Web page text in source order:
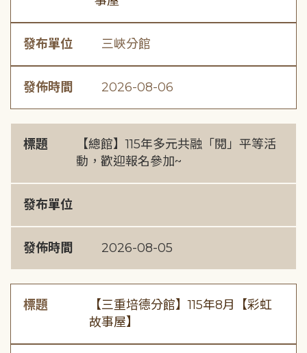
發布單位 三峽分館
發佈時間 2026-08-06
標題
【總館】115年多元共融「閱」平等活
動，歡迎報名參加~
發布單位
發佈時間 2026-08-05
標題
【三重培德分館】115年8月【彩虹
故事屋】